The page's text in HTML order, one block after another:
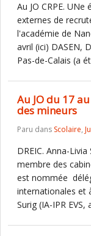
Au JO CRPE.
externes de
l'académie de
avril (ici) DASEN,
Pas-de-Calais (a
Au JO du 17
des mineurs
Paru dans Scolaire,
DREIC. Anna-
membre des
est nommée
internationales et
Surig (IA-IPR EVS,